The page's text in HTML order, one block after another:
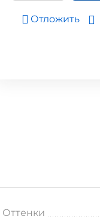
Отложить
Оттенки